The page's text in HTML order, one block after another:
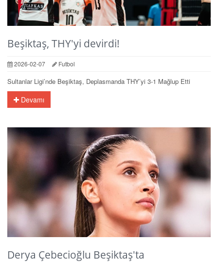
Beşiktaş, THY'yi devirdi!
2026-02-07 Futbol
Sultanlar Ligi’nde Beşiktaş, Deplasmanda THY’yi 3-1 Mağlup Etti
Devamı
Derya Çebecioğlu Beşiktaş'ta